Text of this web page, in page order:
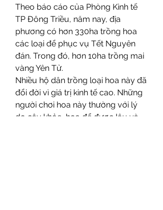
Theo báo cáo của Phòng Kinh tế
TP Đông Triều, năm nay, địa
phương có hơn 330ha trồng hoa
các loại để phục vụ Tết Nguyên
đán. Trong đó, hơn 10ha trồng mai
vàng Yên Tử.
Nhiều hộ dân trồng loại hoa này đã
đổi đời vì giá trị kinh tế cao. Những
người chơi hoa này thường với lý
do cây khỏe, hoa để được lâu và